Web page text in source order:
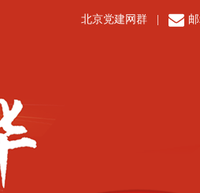
北京党建网群